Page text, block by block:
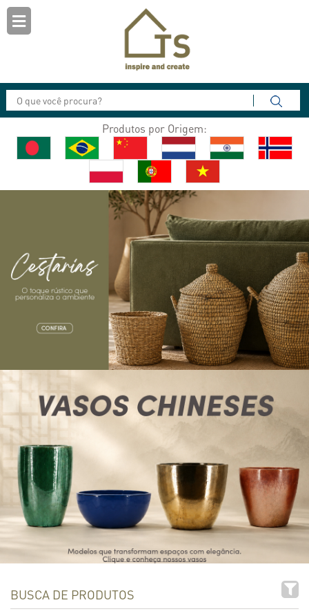
Produtos por Origem:
BUSCA DE PRODUTOS